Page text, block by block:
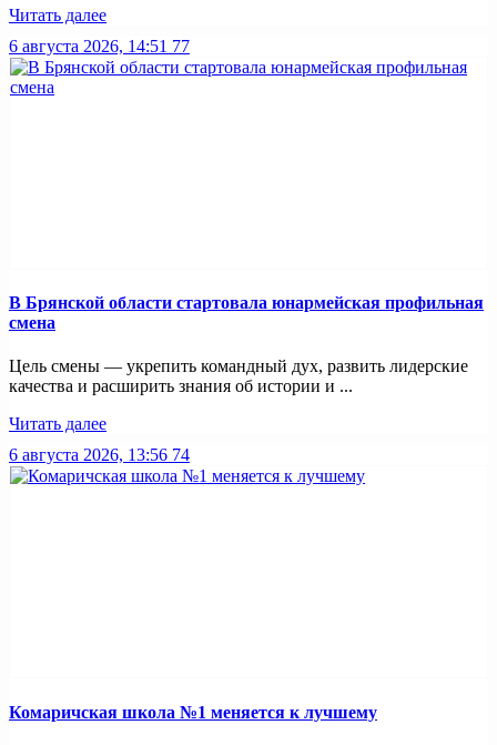
Читать далее
6 августа 2026, 14:51 77
В Брянской области стартовала юнармейская профильная
смена
Цель смены — укрепить командный дух, развить лидерские
качества и расширить знания об истории и ...
Читать далее
6 августа 2026, 13:56 74
Комаричская школа №1 меняется к лучшему